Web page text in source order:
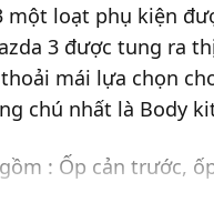
một loạt phụ kiện
3 được tung ra
mái lựa chọn
chú nhất là Body
: Ốp cản trước,